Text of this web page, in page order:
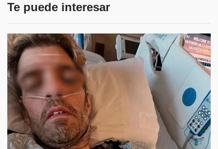
Te puede interesar